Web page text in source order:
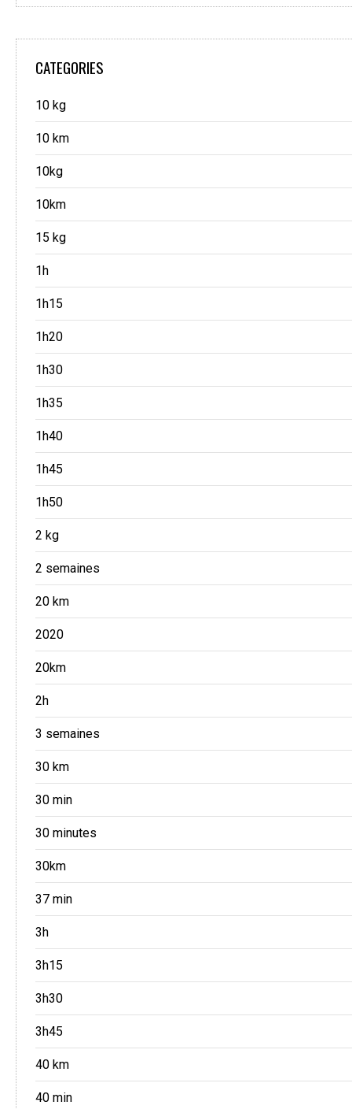
CATEGORIES
10 kg
10 km
10kg
10km
15 kg
1h
1h15
1h20
1h30
1h35
1h40
1h45
1h50
2 kg
2 semaines
20 km
2020
20km
2h
3 semaines
30 km
30 min
30 minutes
30km
37 min
3h
3h15
3h30
3h45
40 km
40 min